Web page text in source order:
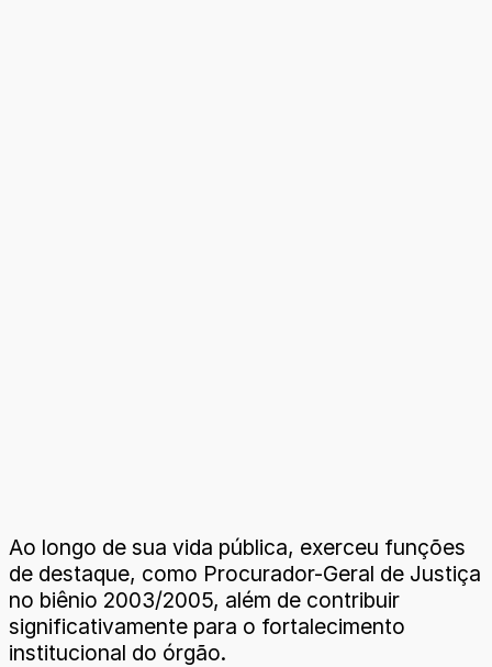
Ao longo de sua vida pública, exerceu funções
de destaque, como Procurador-Geral de Justiça
no biênio 2003/2005, além de contribuir
significativamente para o fortalecimento
institucional do órgão.